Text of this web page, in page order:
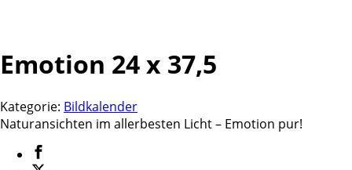
Emotion 24 x 37,5
Kategorie: Bildkalender
Naturansichten im allerbesten Licht – Emotion pur!